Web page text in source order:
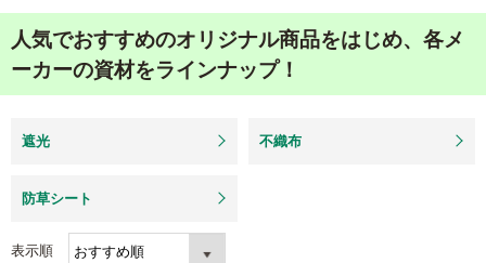
人気でおすすめのオリジナル商品をはじめ、各メ
ーカーの資材をラインナップ！
遮光 不織布
防草シート
表示順